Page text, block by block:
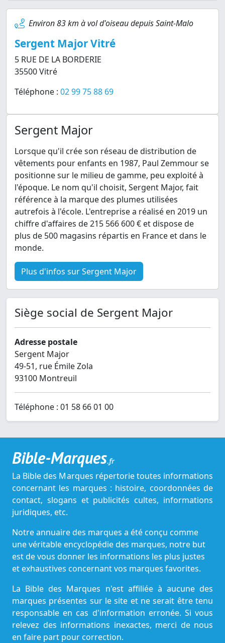
Environ 83 km à vol d'oiseau depuis Saint-Malo
Sergent Major Vitré
5 RUE DE LA BORDERIE
35500 Vitré
Téléphone : 02 99 75 88 69
Sergent Major
Lorsque qu'il crée son réseau de distribution de
vêtements pour enfants en 1987, Paul Zemmour se
positionne sur le milieu de gamme, peu exploité à
l'époque. Le nom qu'il choisit, Sergent Major, fait
référence à la marque des plumes utilisées
autrefois à l'école. L'entreprise a réalisé en 2019 un
chiffre d'affaires de 215 566 600 € et dispose de
plus de 500 magasins répartis en France et dans le
monde.
Plus d'infos sur Sergent Major
Siège social de Sergent Major
Adresse postale
Sergent Major
49-51, rue Émile Zola
93100 Montreuil
Téléphone : 01 58 66 01 00
Bible-Marques.fr
La Bible des Marques répertorie toutes informations
concernant les marques : histoire, coordonnées de
contact, slogans et publicités cultes, informations
juridiques, etc.
Notre annuaire des marques a été conçu comme
une véritable encyclopédie des marques, notre but
est de vous donner les informations les plus justes
et exhaustives concernant vos marques favorites.
La Bible des Marques n'est affiliée à aucune des
marques présentes sur le site et ne serait être tenu
responsable en cas d'information erronée. Si vous
relevez des informations inexactes, merci de nous
en faire part pour correction.